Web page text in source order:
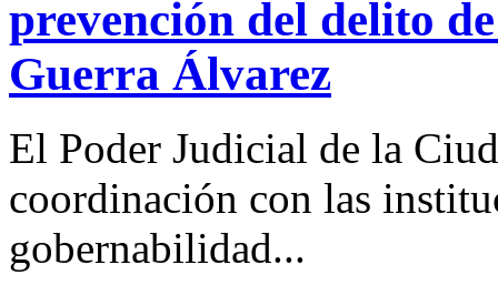
prevención del delito
Guerra Álvarez
El Poder Judicial de la
coordinación con las
gobernabilidad...